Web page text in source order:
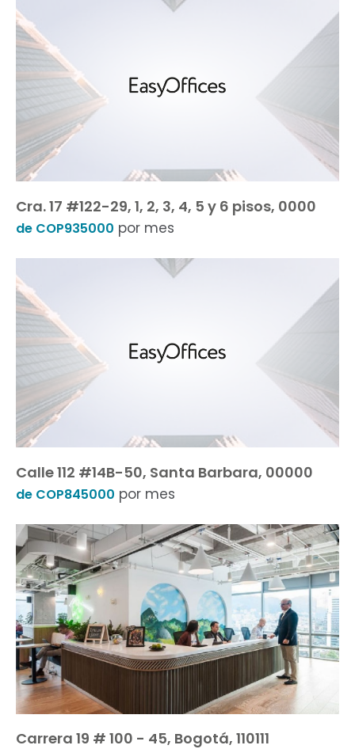
Cra. 17 #122-29, 1, 2, 3, 4, 5 y 6 pisos, 0000
de COP935000 por mes
Calle 112 #14B-50, Santa Barbara, 00000
de COP845000 por mes
Carrera 19 # 100 - 45, Bogotá, 110111